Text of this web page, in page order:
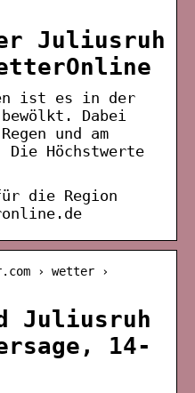
Juliusruh
ist es in der
Dabei
und am
Die Höchstwerte
die Region
› wetter ›
Juliusruh
14-